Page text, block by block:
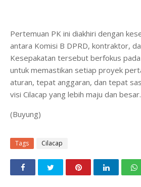
​Pertemuan PK ini diakhiri dengan
antara Komisi B DPRD, kontraktor,
Kesepakatan tersebut berfokus
untuk memastikan setiap proyek
aturan, tepat anggaran, dan tepat
visi Cilacap yang lebih maju dan besar.
(Buyung)
Tags Cilacap